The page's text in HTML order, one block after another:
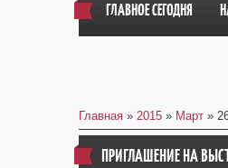
ГЛАВНОЕ СЕГОДНЯ
Главная » 2015 » Март »
ПРИГЛАШЕНИЕ НА